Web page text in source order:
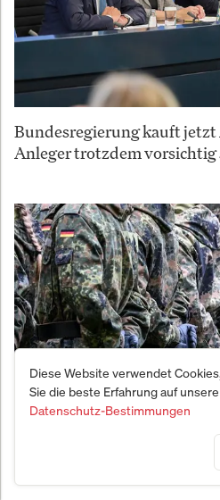
Bundesregierung kauft
Anleger trotzdem vorsichtig
Vernichtungsschlag gegen
Bundeswehr meldet
Diese Website verwendet
Sie die beste Erfahrung auf
Datenschutz-Bestimmungen